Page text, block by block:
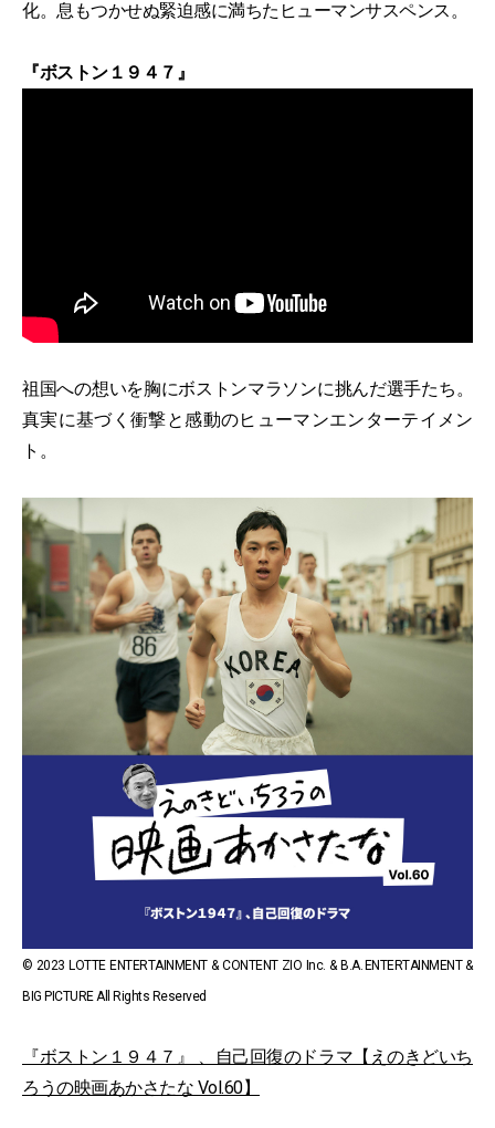
化。息もつかせぬ緊迫感に満ちたヒューマンサスペンス。
『ボストン１９４７』
祖国への想いを胸にボストンマラソンに挑んだ選手たち。
真実に基づく衝撃と感動のヒューマンエンターテイメン
ト。
© 2023 LOTTE ENTERTAINMENT & CONTENT ZIO Inc. & B.A. ENTERTAINMENT &
BIG PICTURE All Rights Reserved
『ボストン１９４７』 、自己回復のドラマ【えのきどいち
ろうの映画あかさたな Vol.60】